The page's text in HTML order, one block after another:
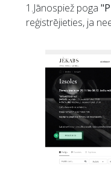
1.Jānospiež poga
reģistrējieties, ja